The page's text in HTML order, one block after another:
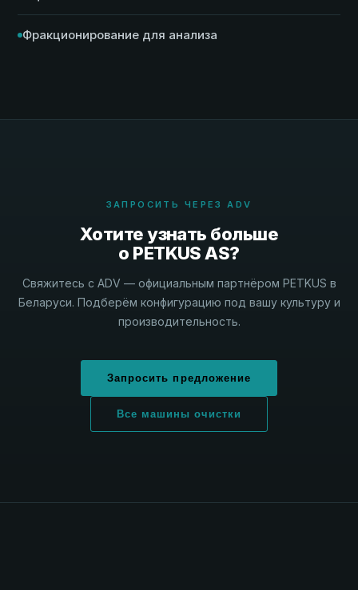
Фракционирование для анализа
ЗАПРОСИТЬ ЧЕРЕЗ ADV
Хотите узнать больше
о PETKUS AS?
Свяжитесь с ADV — официальным партнёром PETKUS в
Беларуси. Подберём конфигурацию под вашу культуру и
производительность.
Запросить предложение
Все машины очистки